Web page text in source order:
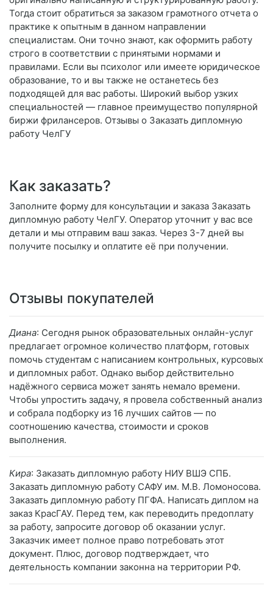
Тогда стоит обратиться за заказом грамотного отчета о
практике к опытным в данном направлении
специалистам. Они точно знают, как оформить работу
строго в соответствии с принятыми нормами и
правилами. Если вы психолог или имеете юридическое
образование, то и вы также не останетесь без
подходящей для вас работы. Широкий выбор узких
специальностей — главное преимущество популярной
биржи фрилансеров. Отзывы о Заказать дипломную
работу ЧелГУ
Как заказать?
Заполните форму для консультации и заказа Заказать
дипломную работу ЧелГУ. Оператор уточнит у вас все
детали и мы отправим ваш заказ. Через 3-7 дней вы
получите посылку и оплатите её при получении.
Отзывы покупателей
Диана: Сегодня рынок образовательных онлайн-услуг
предлагает огромное количество платформ, готовых
помочь студентам с написанием контрольных, курсовых
и дипломных работ. Однако выбор действительно
надёжного сервиса может занять немало времени.
Чтобы упростить задачу, я провела собственный анализ
и собрала подборку из 16 лучших сайтов — по
соотношению качества, стоимости и сроков
выполнения.
Кира: Заказать дипломную работу НИУ ВШЭ СПБ.
Заказать дипломную работу САФУ им. М.В. Ломоносова.
Заказать дипломную работу ПГФА. Написать диплом на
заказ КрасГАУ. Перед тем, как переводить предоплату
за работу, запросите договор об оказании услуг.
Заказчик имеет полное право потребовать этот
документ. Плюс, договор подтверждает, что
деятельность компании законна на территории РФ.